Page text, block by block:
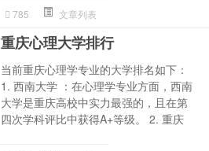
785 文章列表
重庆心理大学排行
当前重庆心理学专业的大学排名如下：
1. 西南大学 ：在心理学专业方面，西南
大学是重庆高校中实力最强的，且在第
四次学科评比中获得A+等级。 2. 重庆